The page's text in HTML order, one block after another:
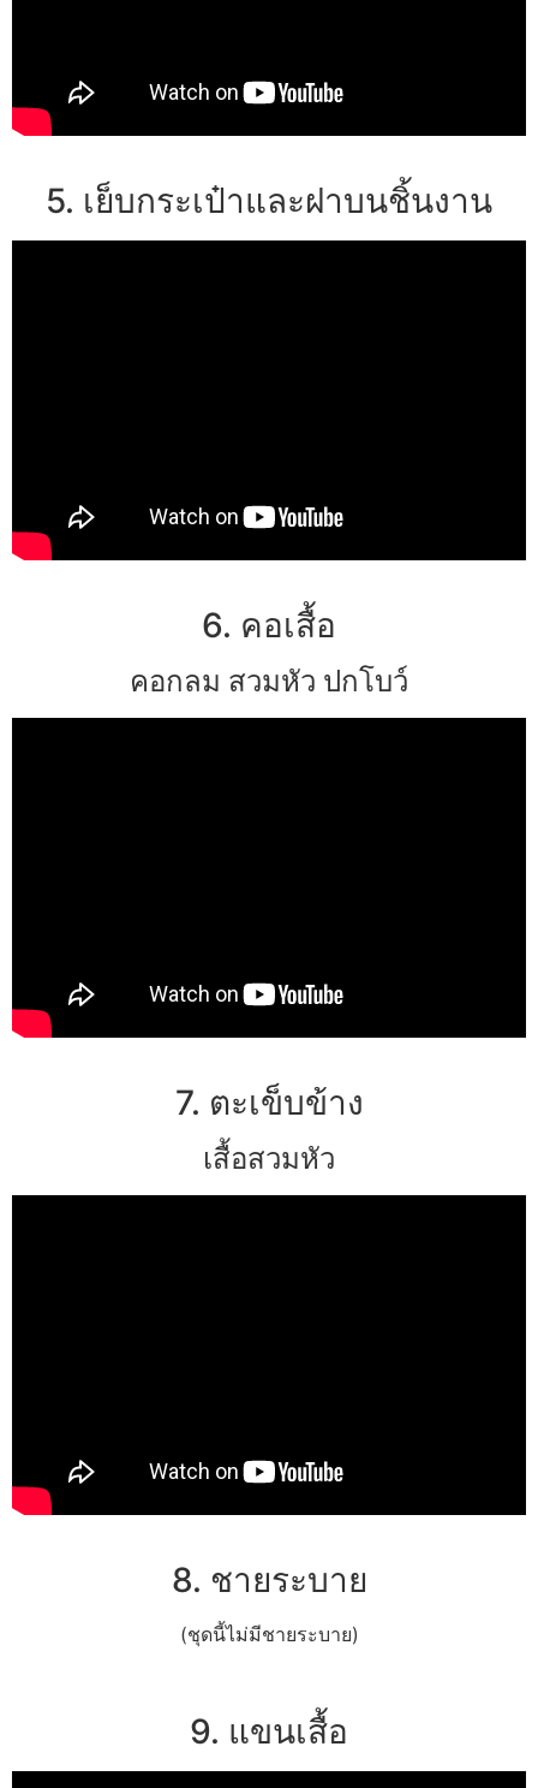
5. เย็บกระเป๋าและฝาบนชิ้นงาน
6. คอเสื้อ
คอกลม สวมหัว ปกโบว์
7. ตะเข็บข้าง
เสื้อสวมหัว
8. ชายระบาย
(ชุดนี้ไม่มีชายระบาย)
9. แขนเสื้อ